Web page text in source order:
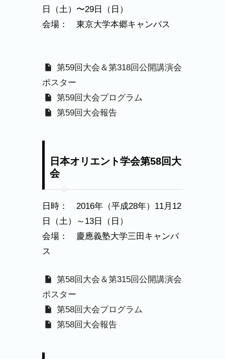
日（土）〜29日（日）
会場： 東京大学本郷キャンパス
第59回大会＆第318回公開講演会
ポスター
第59回大会プログラム
第59回大会報告
日本オリエント学会第58回大
会
日時： 2016年（平成28年）11月12
日（土）～13日（日）
会場： 慶應義塾大学三田キャンパ
ス
第58回大会＆第315回公開講演会
ポスター
第58回大会プログラム
第58回大会報告